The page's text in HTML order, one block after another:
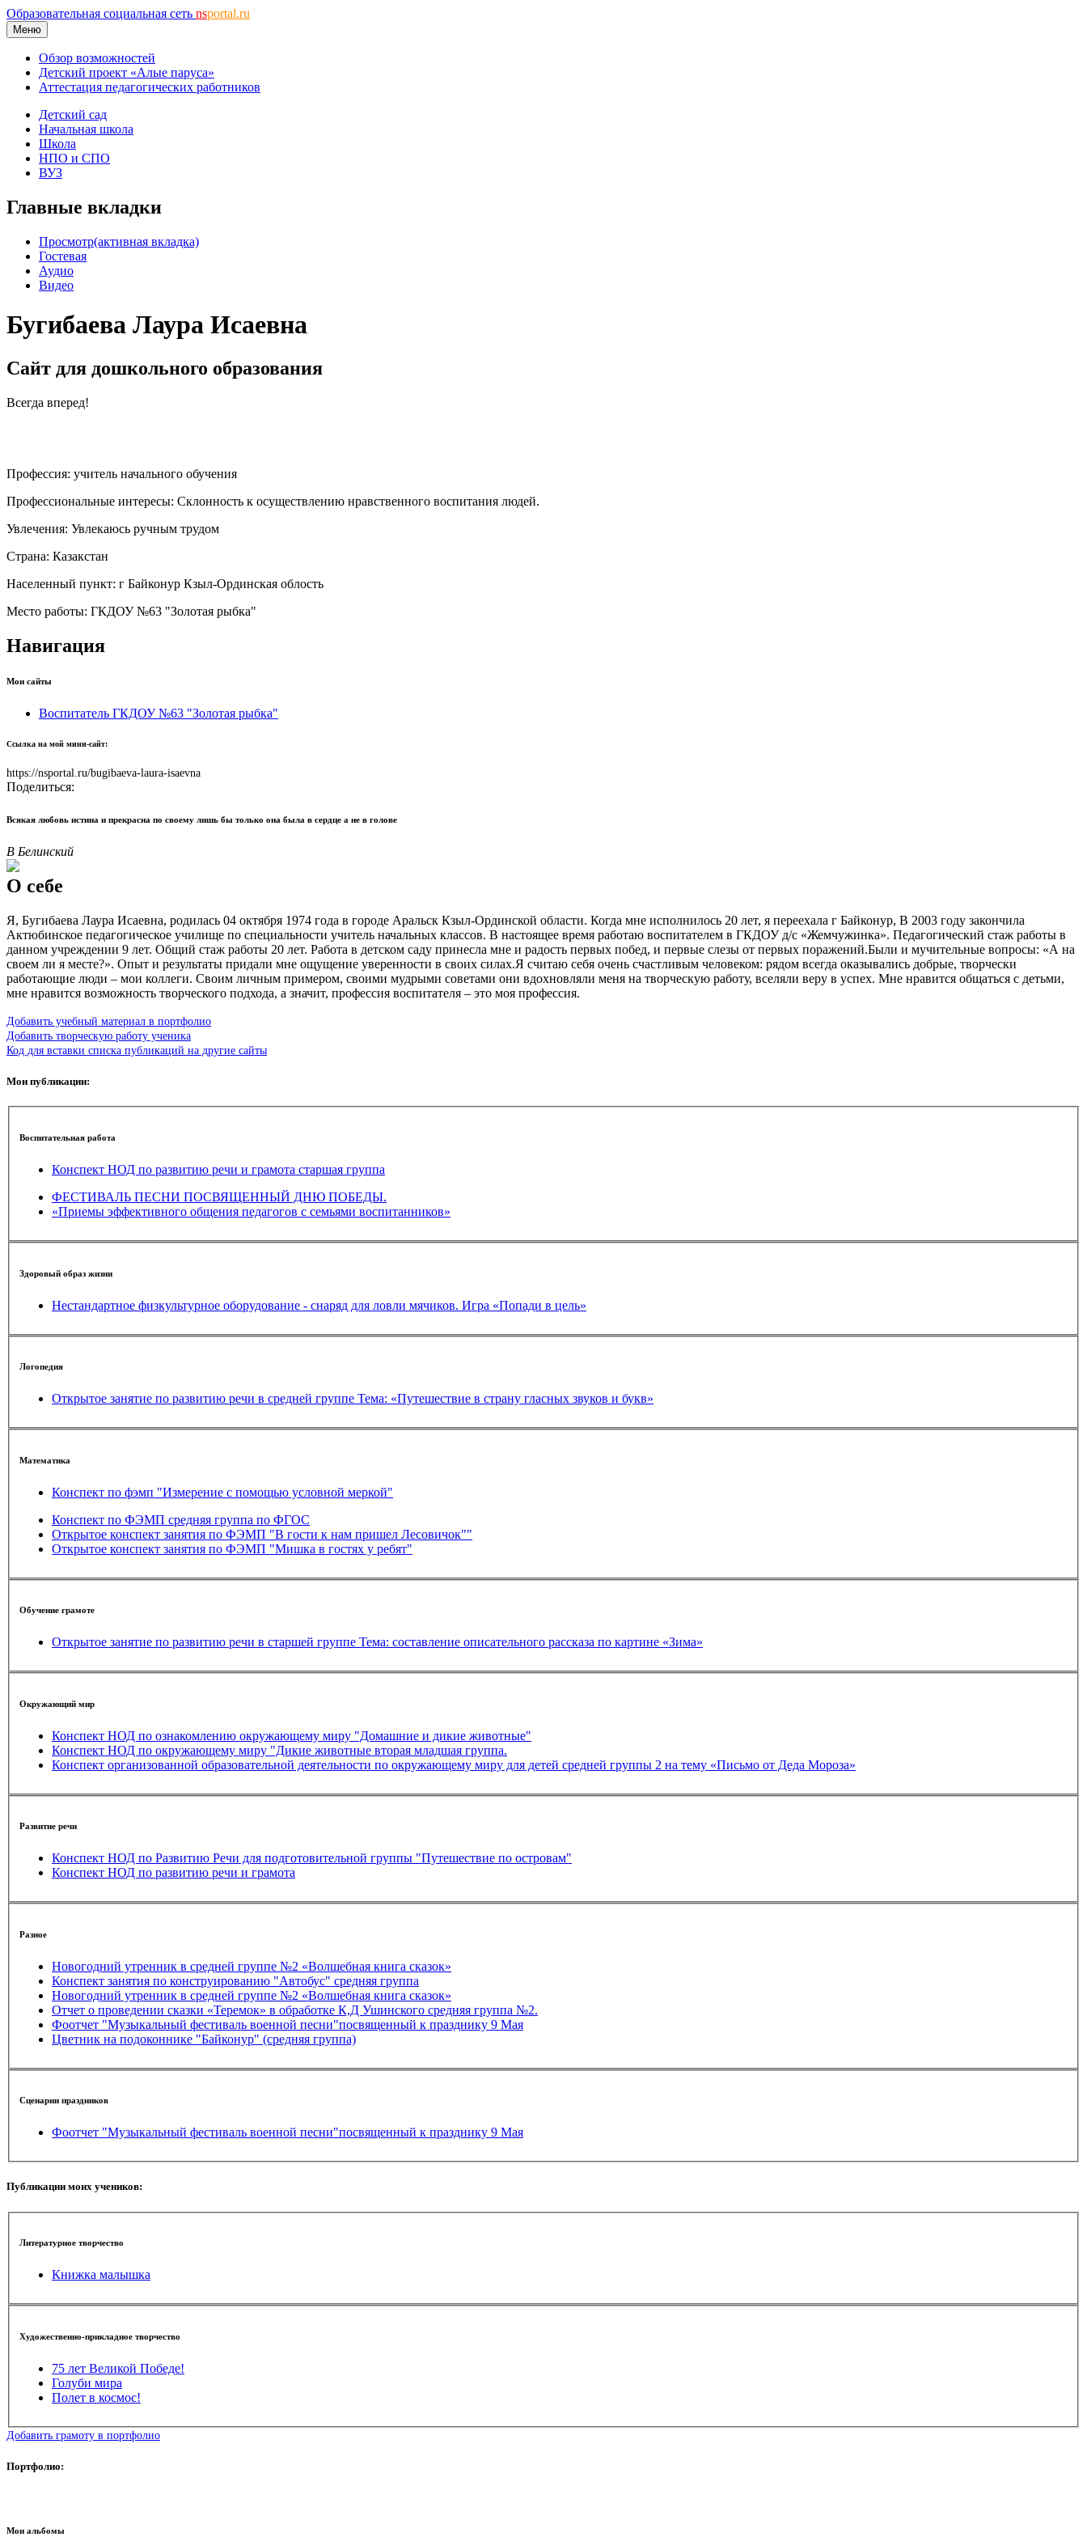
Образовательная социальная сеть nsportal.ru
Меню
Обзор возможностей
Детский проект «Алые паруса»
Аттестация педагогических работников
Детский сад
Начальная школа
Школа
НПО и СПО
ВУЗ
Главные вкладки
Просмотр(активная вкладка)
Гостевая
Аудио
Видео
Бугибаева Лаура Исаевна
Сайт для дошкольного образования
Всегда вперед!
Профессия: учитель начального обучения
Профессиональные интересы: Склонность к осуществлению нравственного воспитания людей.
Увлечения: Увлекаюсь ручным трудом
Страна: Казакстан
Населенный пункт: г Байконур Кзыл-Ординская облость
Место работы: ГКДОУ №63 "Золотая рыбка"
Навигация
Мои сайты
Воспитатель ГКДОУ №63 "Золотая рыбка"
Ссылка на мой мини-сайт:
https://nsportal.ru/bugibaeva-laura-isaevna
Поделиться:
Всякая любовь истина и прекрасна по своему лишь бы только она была в сердце а не в голове
В Белинский
О себе
Я, Бугибаева Лаура Исаевна, родилась 04 октября 1974 года в городе Аральск Кзыл-Ординской области. Когда мне исполнилось 20 лет, я переехала г Байконур, В 2003 году закончила
Актюбинское педагогическое училище по специальности учитель начальных классов. В настоящее время работаю воспитателем в ГКДОУ д/с «Жемчужинка». Педагогический стаж работы в
данном учреждении 9 лет. Общий стаж работы 20 лет. Работа в детском саду принесла мне и радость первых побед, и первые слезы от первых поражений.Были и мучительные вопросы: «А на
своем ли я месте?». Опыт и результаты придали мне ощущение уверенности в своих силах.Я считаю себя очень счастливым человеком: рядом всегда оказывались добрые, творчески
работающие люди – мои коллеги. Своим личным примером, своими мудрыми советами они вдохновляли меня на творческую работу, вселяли веру в успех. Мне нравится общаться с детьми,
мне нравится возможность творческого подхода, а значит, профессия воспитателя – это моя профессия.
Добавить учебный материал в портфолио
Добавить творческую работу ученика
Код для вставки списка публикаций на другие сайты
Мои публикации:
Воспитательная работа
Конспект НОД по развитию речи и грамота старшая группа
ФЕСТИВАЛЬ ПЕСНИ ПОСВЯЩЕННЫЙ ДНЮ ПОБЕДЫ.
«Приемы эффективного общения педагогов с семьями воспитанников»
Здоровый образ жизни
Нестандартное физкультурное оборудование - снаряд для ловли мячиков. Игра «Попади в цель»
Логопедия
Открытое занятие по развитию речи в средней группе Тема: «Путешествие в страну гласных звуков и букв»
Математика
Конспект по фэмп "Измерение с помощью условной меркой"
Конспект по ФЭМП средняя группа по ФГОС
Открытое конспект занятия по ФЭМП "В гости к нам пришел Лесовичок""
Открытое конспект занятия по ФЭМП "Мишка в гостях у ребят"
Обучение грамоте
Открытое занятие по развитию речи в старшей группе Тема: составление описательного рассказа по картине «Зима»
Окружающий мир
Конспект НОД по ознакомлению окружающему миру "Домашние и дикие животные"
Конспект НОД по окружающему миру "Дикие животные вторая младшая группа.
Конспект организованной образовательной деятельности по окружающему миру для детей средней группы 2 на тему «Письмо от Деда Мороза»
Развитие речи
Конспект НОД по Развитию Речи для подготовительной группы "Путешествие по островам"
Конспект НОД по развитию речи и грамота
Разное
Новогодний утренник в средней группе №2 «Волшебная книга сказок»
Конспект занятия по конструированию "Автобус" средняя группа
Новогодний утренник в средней группе №2 «Волшебная книга сказок»
Отчет о проведении сказки «Теремок» в обработке К,Д Ушинского средняя группа №2.
Фоотчет "Музыкальный фестиваль военной песни"посвященный к празднику 9 Мая
Цветник на подоконнике "Байконур" (средняя группа)
Сценарии праздников
Фоотчет "Музыкальный фестиваль военной песни"посвященный к празднику 9 Мая
Публикации моих учеников:
Литературное творчество
Книжка малышка
Художественно-прикладное творчество
75 лет Великой Победе!
Голуби мира
Полет в космос!
Добавить грамоту в портфолио
Портфолио:
Мои альбомы